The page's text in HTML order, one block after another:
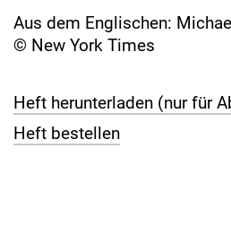
Aus dem Englischen:
© New York Times
Heft herunterladen (nur für
Heft bestellen